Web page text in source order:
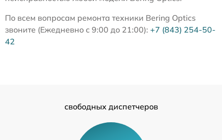
По всем вопросам ремонта техники Bering Optics
звоните (Ежедневно с 9:00 до 21:00): +7 (843) 254-50-
42
свободных диспетчеров